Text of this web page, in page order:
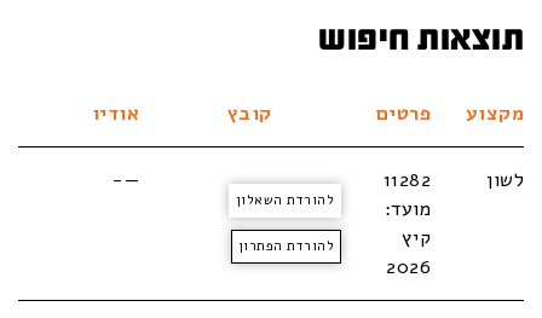
תוצאות חיפוש
מקצוע פרטים קובץ אודיו
לשון
11282
מועד:
קיץ
2026
להורדת השאלון
להורדת הפתרון
—-